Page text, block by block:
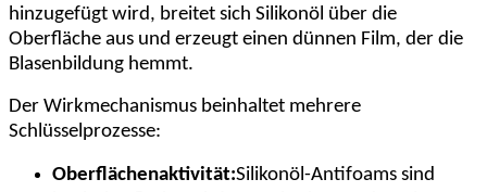
hinzugefügt wird, breitet sich Silikonöl über die
Oberfläche aus und erzeugt einen dünnen Film, der die
Blasenbildung hemmt.
Der Wirkmechanismus beinhaltet mehrere
Schlüsselprozesse:
Oberflächenaktivität:Silikonöl-Antifoams sind